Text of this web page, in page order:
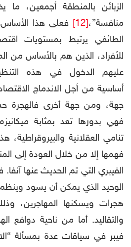
الزبائن بالمنطقة أجمعين،
منافسة”،
فعلى هذا الأساس
الطائفي يرتبط بمستويات
للأفراد، الذين هم بالأساس من
عليهم الدخول في هذه
أساسية من أجل الاندماج
جهة، ومن جهة أخرى فالهجرة
فهي بدورها تعد بمثابة
تنامي العقلانية والبيروقراطية،
فهمها إلا من خلال العودة إلى
الفيبري التي تم الحديث عنها
الوحيد الذي يمكن أن يسود
هجرات ويسكنها المهاجرين،
والتقاليد. أما من ناحية دوافع
فيبر في سياقات عدة بمسألة